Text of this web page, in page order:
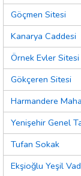
Göçmen Sitesi
Kanarya Caddesi
Örnek Evler Sitesi
Gökçeren Sitesi
Harmandere
Yenişehir Genel
Tufan Sokak
Ekşioğlu Yeşil